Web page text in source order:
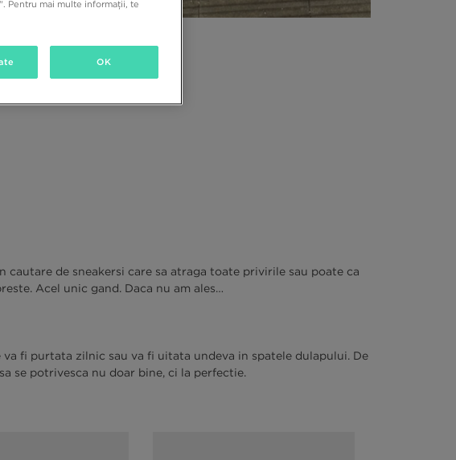
de sneakersi care sa atraga toate privirile sau poate ca
Acel unic gand. Daca nu am ales…
fi purtata zilnic sau va fi uitata undeva in spatele dulapului. De
se potrivesca nu doar bine, ci la perfectie.
Pentru mai multe informații, te
OK